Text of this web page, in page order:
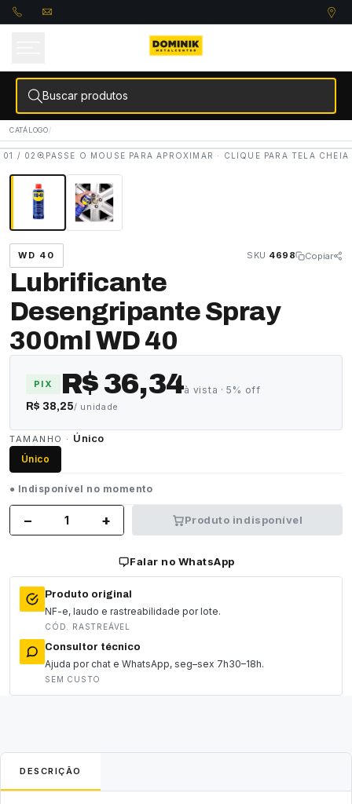
o
Buscar produtos
CATÁLOGO/
01 / 02 PASSE O MOUSE PARA APROXIMAR · CLIQUE PARA TELA CHEIA
WD 40 SKU 4698 Copiar
Lubrificante
Desengripante Spray
300ml WD 40
PIX R$ 36,34à vista · 5% off
R$ 38,25/ unidade
TAMANHO · Único
Único
● Indisponível no momento
− + Produto indisponível
Falar no WhatsApp
Produto original
NF-e, laudo e rastreabilidade por lote.
CÓD. RASTREÁVEL
Consultor técnico
Ajuda por chat e WhatsApp, seg–sex 7h30–18h.
SEM CUSTO
DESCRIÇÃO